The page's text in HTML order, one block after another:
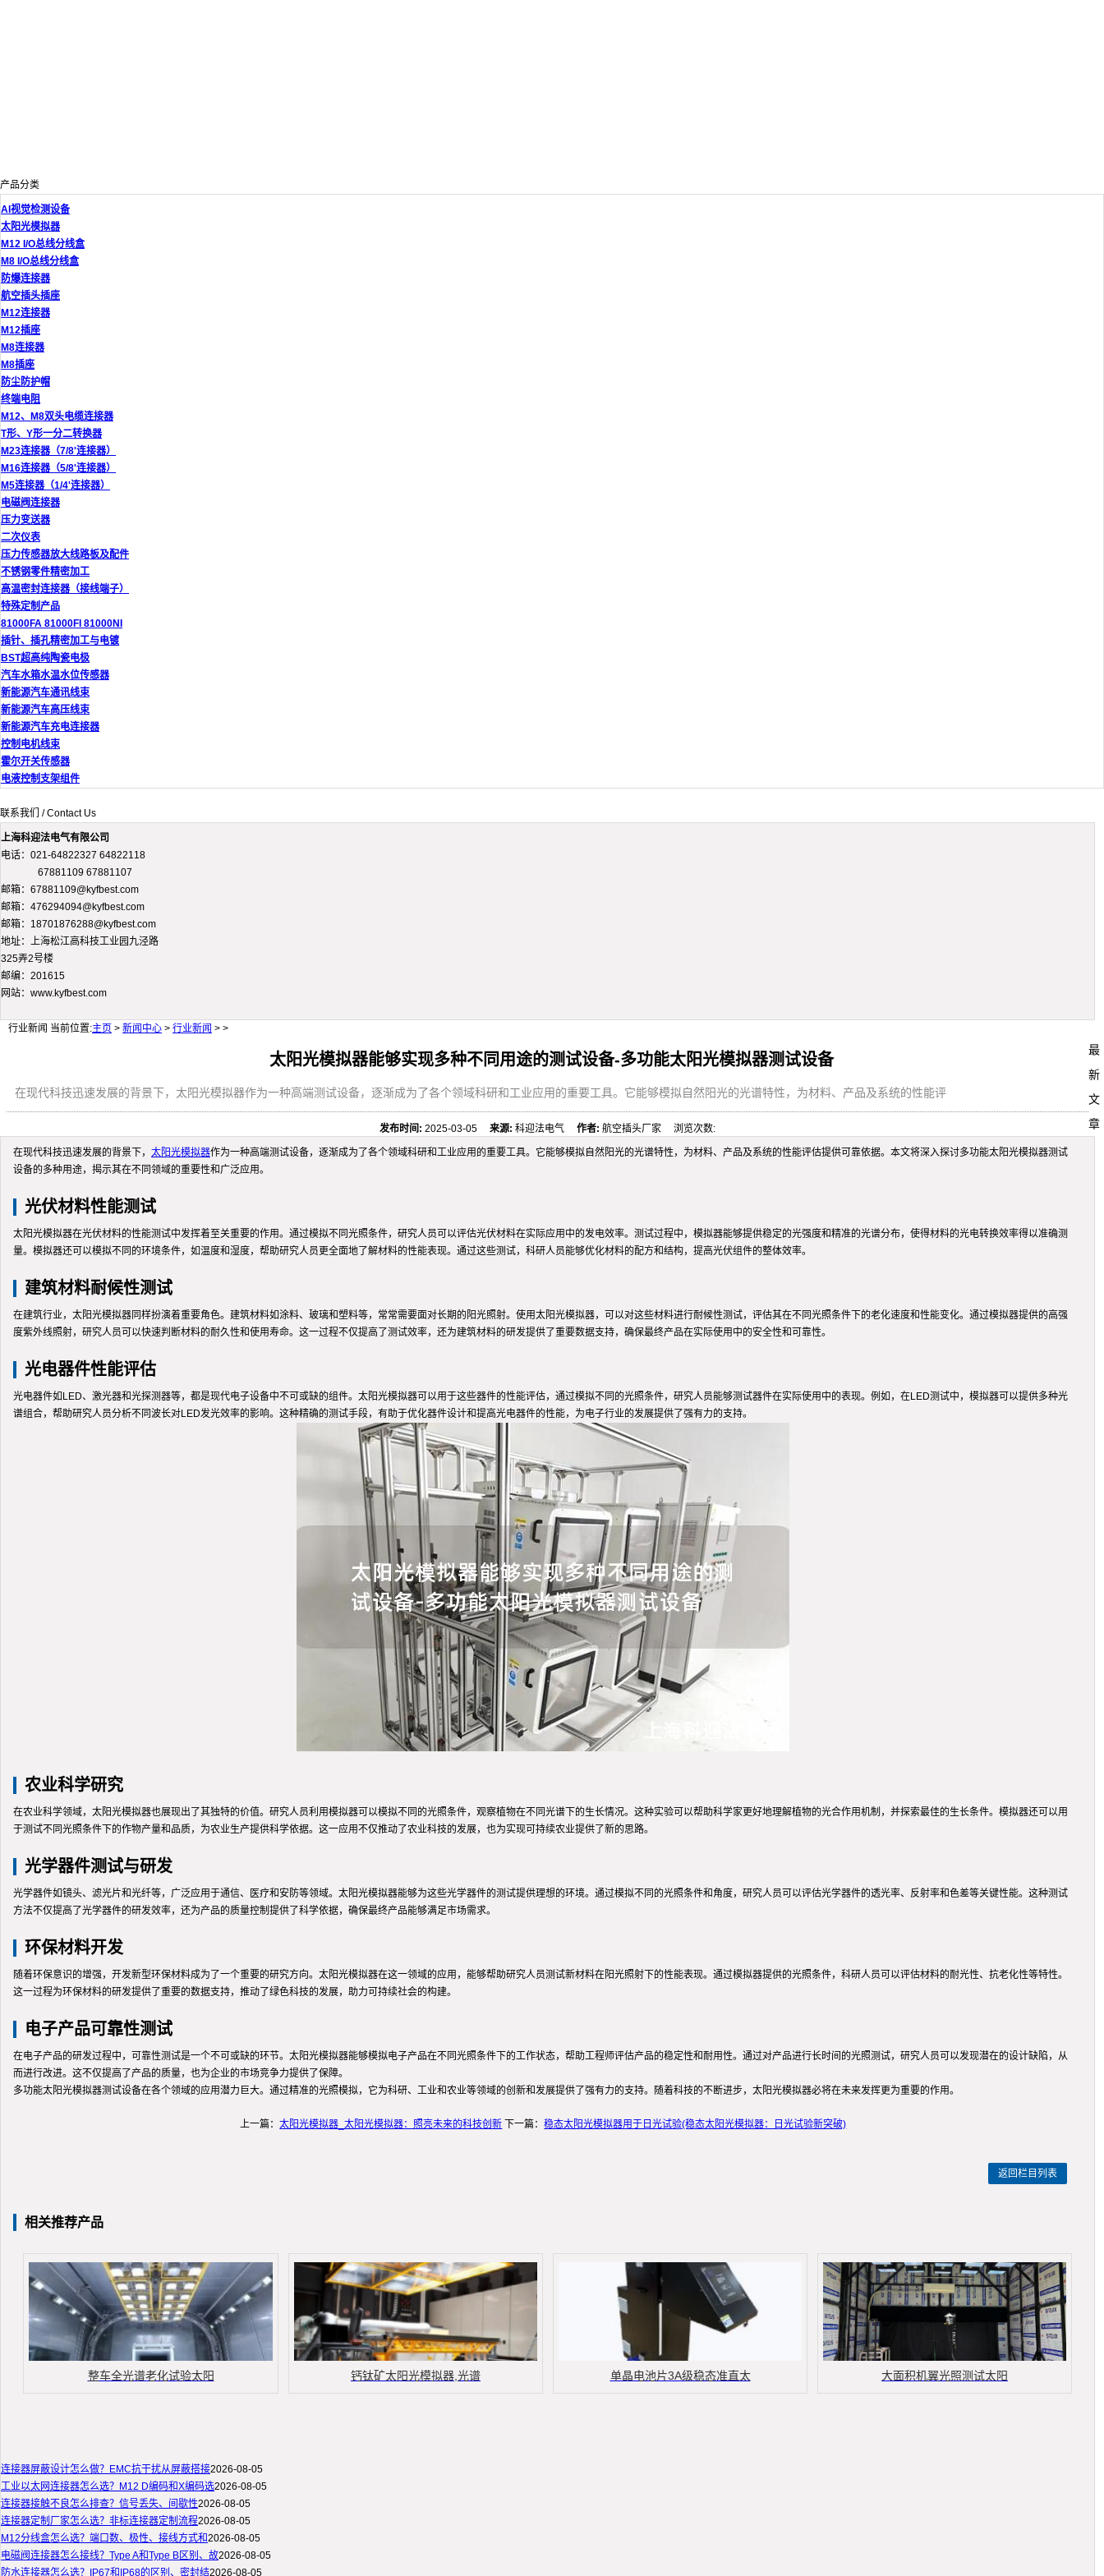
产品分类
AI视觉检测设备
太阳光模拟器
M12 I/O总线分线盒
M8 I/O总线分线盒
防爆连接器
航空插头插座
M12连接器
M12插座
M8连接器
M8插座
防尘防护帽
终端电阻
M12、M8双头电缆连接器
T形、Y形一分二转换器
M23连接器（7/8'连接器）
M16连接器（5/8'连接器）
M5连接器（1/4'连接器）
电磁阀连接器
压力变送器
二次仪表
压力传感器放大线路板及配件
不锈钢零件精密加工
高温密封连接器（接线端子）
特殊定制产品
81000FA 81000FI 81000NI
插针、插孔精密加工与电镀
BST超高纯陶瓷电极
汽车水箱水温水位传感器
新能源汽车通讯线束
新能源汽车高压线束
新能源汽车充电连接器
控制电机线束
霍尔开关传感器
电液控制支架组件
联系我们 / Contact Us
上海科迎法电气有限公司
电话：021-64822327 64822118
67881109 67881107
邮箱：67881109@kyfbest.com
邮箱：476294094@kyfbest.com
邮箱：18701876288@kyfbest.com
地址：上海松江高科技工业园九泾路
325弄2号楼
邮编：201615
网站：www.kyfbest.com
行业新闻 当前位置:主页 > 新闻中心 > 行业新闻 > >
太阳光模拟器能够实现多种不同用途的测试设备-多功能太阳光模拟器测试设备
在现代科技迅速发展的背景下，太阳光模拟器作为一种高端测试设备，逐渐成为了各个领域科研和工业应用的重要工具。它能够模拟自然阳光的光谱特性，为材料、产品及系统的性能评
发布时间: 2025-03-05来源: 科迎法电气作者: 航空插头厂家 浏览次数:
在现代科技迅速发展的背景下， 太阳光模拟器作为一种高端测试设备，逐渐成为了各个领域科研和工业应用的重要工具。它能够模拟自然阳光的光谱特性，为材料、产品及系统的性能评估提供可靠依据。本文将深入探讨多功能太阳光模拟器测试
设备的多种用途，揭示其在不同领域的重要性和广泛应用。
光伏材料性能测试
太阳光模拟器在光伏材料的性能测试中发挥着至关重要的作用。通过模拟不同光照条件，研究人员可以评估光伏材料在实际应用中的发电效率。测试过程中，模拟器能够提供稳定的光强度和精准的光谱分布，使得材料的光电转换效率得以准确测
量。模拟器还可以模拟不同的环境条件，如温度和湿度，帮助研究人员更全面地了解材料的性能表现。通过这些测试，科研人员能够优化材料的配方和结构，提高光伏组件的整体效率。
建筑材料耐候性测试
在建筑行业，太阳光模拟器同样扮演着重要角色。建筑材料如涂料、玻璃和塑料等，常常需要面对长期的阳光照射。使用太阳光模拟器，可以对这些材料进行耐候性测试，评估其在不同光照条件下的老化速度和性能变化。通过模拟器提供的高强
度紫外线照射，研究人员可以快速判断材料的耐久性和使用寿命。这一过程不仅提高了测试效率，还为建筑材料的研发提供了重要数据支持，确保最终产品在实际使用中的安全性和可靠性。
光电器件性能评估
光电器件如LED、激光器和光探测器等，都是现代电子设备中不可或缺的组件。太阳光模拟器可以用于这些器件的性能评估，通过模拟不同的光照条件，研究人员能够测试器件在实际使用中的表现。例如，在LED测试中，模拟器可以提供多种光
谱组合，帮助研究人员分析不同波长对LED发光效率的影响。这种精确的测试手段，有助于优化器件设计和提高光电器件的性能，为电子行业的发展提供了强有力的支持。
农业科学研究
在农业科学领域，太阳光模拟器也展现出了其独特的价值。研究人员利用模拟器可以模拟不同的光照条件，观察植物在不同光谱下的生长情况。这种实验可以帮助科学家更好地理解植物的光合作用机制，并探索最佳的生长条件。模拟器还可以用
于测试不同光照条件下的作物产量和品质，为农业生产提供科学依据。这一应用不仅推动了农业科技的发展，也为实现可持续农业提供了新的思路。
光学器件测试与研发
光学器件如镜头、滤光片和光纤等，广泛应用于通信、医疗和安防等领域。太阳光模拟器能够为这些光学器件的测试提供理想的环境。通过模拟不同的光照条件和角度，研究人员可以评估光学器件的透光率、反射率和色差等关键性能。这种测试
方法不仅提高了光学器件的研发效率，还为产品的质量控制提供了科学依据，确保最终产品能够满足市场需求。
环保材料开发
随着环保意识的增强，开发新型环保材料成为了一个重要的研究方向。太阳光模拟器在这一领域的应用，能够帮助研究人员测试新材料在阳光照射下的性能表现。通过模拟器提供的光照条件，科研人员可以评估材料的耐光性、抗老化性等特性。
这一过程为环保材料的研发提供了重要的数据支持，推动了绿色科技的发展，助力可持续社会的构建。
电子产品可靠性测试
在电子产品的研发过程中，可靠性测试是一个不可或缺的环节。太阳光模拟器能够模拟电子产品在不同光照条件下的工作状态，帮助工程师评估产品的稳定性和耐用性。通过对产品进行长时间的光照测试，研究人员可以发现潜在的设计缺陷，从
而进行改进。这不仅提高了产品的质量，也为企业的市场竞争力提供了保障。
多功能太阳光模拟器测试设备在各个领域的应用潜力巨大。通过精准的光照模拟，它为科研、工业和农业等领域的创新和发展提供了强有力的支持。随着科技的不断进步，太阳光模拟器必将在未来发挥更为重要的作用。
上一篇：太阳光模拟器_太阳光模拟器：照亮未来的科技创新 下一篇：稳态太阳光模拟器用于日光试验(稳态太阳光模拟器：日光试验新突破)
返回栏目列表
相关推荐产品
整车全光谱老化试验太阳 钙钛矿太阳光模拟器,光谱 单晶电池片3A级稳态准直太 大面积机翼光照测试太阳
最
新
文
章
连接器屏蔽设计怎么做？EMC抗干扰从屏蔽搭接2026-08-05
工业以太网连接器怎么选？M12 D编码和X编码选2026-08-05
连接器接触不良怎么排查？信号丢失、间歇性2026-08-05
连接器定制厂家怎么选？非标连接器定制流程2026-08-05
M12分线盒怎么选？端口数、极性、接线方式和2026-08-05
电磁阀连接器怎么接线？Type A和Type B区别、故2026-08-05
防水连接器怎么选？IP67和IP68的区别、密封结2026-08-05